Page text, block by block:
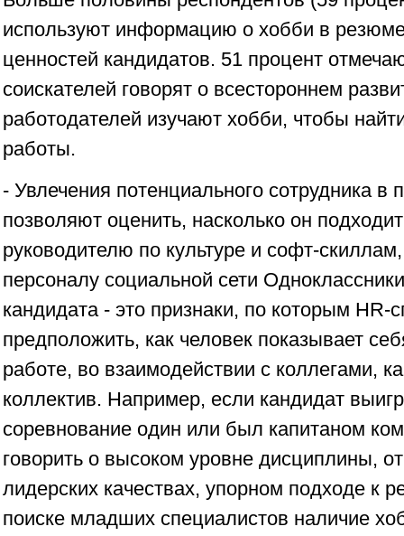
используют информацию о хобби в
ценностей кандидатов. 51 процент
соискателей говорят о всестороннем
работодателей изучают хобби, чтобы
работы.
- Увлечения потенциального сотрудника в
позволяют оценить, насколько он
руководителю по культуре и софт-
персоналу социальной сети
кандидата - это признаки, по которым HR-
предположить, как человек показывает
работе, во взаимодействии с коллегами,
коллектив. Например, если кандидат
соревнование один или был капитаном
говорить о высоком уровне дисциплины,
лидерских качествах, упорном подходе к
поиске младших специалистов наличие